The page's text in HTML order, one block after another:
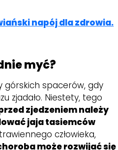
napój dla zdrowia.
myć?
górskich spacerów, gdy
zjadało. Niestety, tego
zjedzeniem należy
jaja tasiemców
człowieka,
może rozwijać się